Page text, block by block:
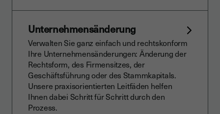
Unternehmensänderung
Verwalten Sie ganz einfach und rechtskonform
Ihre Unternehmensänderungen: Änderung der
Rechtsform, des Firmensitzes, der
Geschäftsführung oder des Stammkapitals.
Unsere praxisorientierten Leitfäden helfen
Ihnen dabei Schritt für Schritt durch den
Prozess.